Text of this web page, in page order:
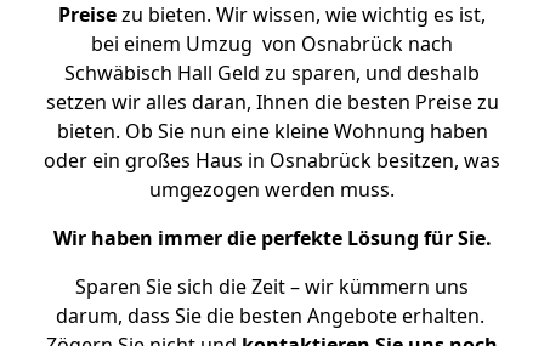
Preisezu bieten. Wir wissen, wie wichtig es ist,
bei einem Umzug von Osnabrück nach
Schwäbisch Hall Geld zu sparen, und deshalb
setzen wir alles daran, Ihnen die besten Preise zu
bieten. Ob Sie nun eine kleine Wohnung haben
oder ein großes Haus in Osnabrück besitzen, was
umgezogen werden muss.
Wir haben immer die perfekte Lösung für Sie.
Sparen Sie sich die Zeit – wir kümmern uns
darum, dass Sie die besten Angebote erhalten.